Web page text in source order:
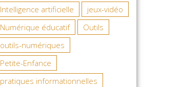
Intelligence artificielle
jeux-vidéo
Numérique éducatif
Outils
outils-numériques
Petite-Enfance
pratiques informationnelles